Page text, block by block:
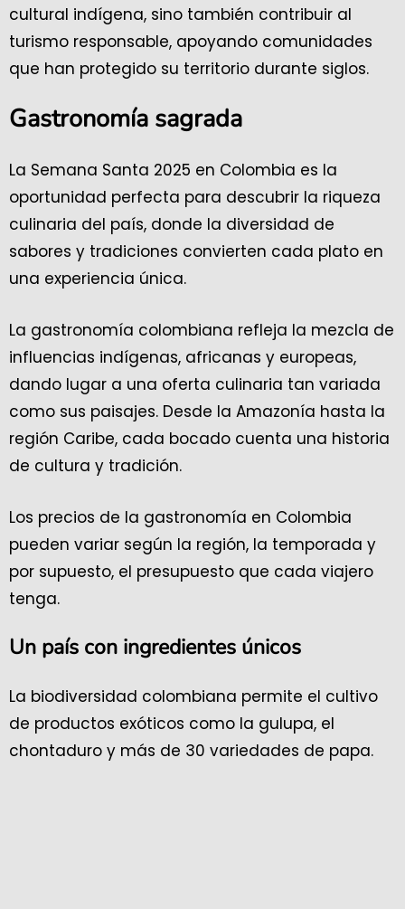
cultural indígena, sino también contribuir al
turismo responsable, apoyando comunidades
que han protegido su territorio durante siglos.
Gastronomía sagrada
La Semana Santa 2025 en Colombia es la
oportunidad perfecta para descubrir la riqueza
culinaria del país, donde la diversidad de
sabores y tradiciones convierten cada plato en
una experiencia única.
La gastronomía colombiana refleja la mezcla de
influencias indígenas, africanas y europeas,
dando lugar a una oferta culinaria tan variada
como sus paisajes. Desde la Amazonía hasta la
región Caribe, cada bocado cuenta una historia
de cultura y tradición.
Los precios de la gastronomía en Colombia
pueden variar según la región, la temporada y
por supuesto, el presupuesto que cada viajero
tenga.
Un país con ingredientes únicos
La biodiversidad colombiana permite el cultivo
de productos exóticos como la gulupa, el
chontaduro y más de 30 variedades de papa.